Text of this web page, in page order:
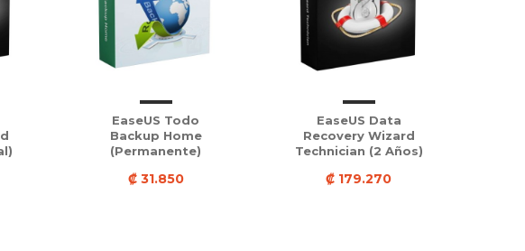
EaseUS Todo
Backup Home
(Permanente)
₡ 31.850
EaseUS Data
Recovery Wizard
Technician (2 Años)
₡ 179.270